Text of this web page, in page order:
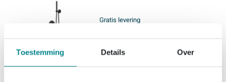
Toestemming Details Over
doucheslang - staafmodel
Gratis levering
1.575,-